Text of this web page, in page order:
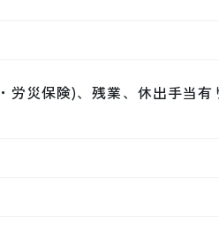
災保険)、残業、休出手当有